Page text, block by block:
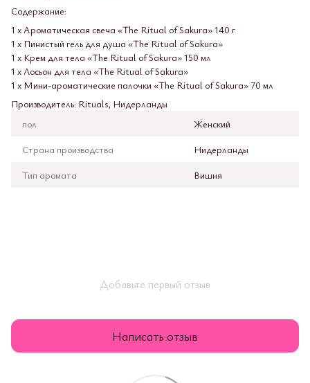
Содержание:
1 x Ароматическая свеча «The Ritual of Sakura» 140 г
1 x Пинистый гель для душа «The Ritual of Sakura»
1 x Крем для тела «The Ritual of Sakura» 150 мл
1 x Лосьон для тела «The Ritual of Sakura»
1 x Мини-ароматические палочки «The Ritual of Sakura» 70 мл
Производитель: Rituals, Нидерланды
пол
Женский
Страна производства
Нидерланды
Тип аромата
Вишня
Добавьте первый отзыв
Написать отзыв